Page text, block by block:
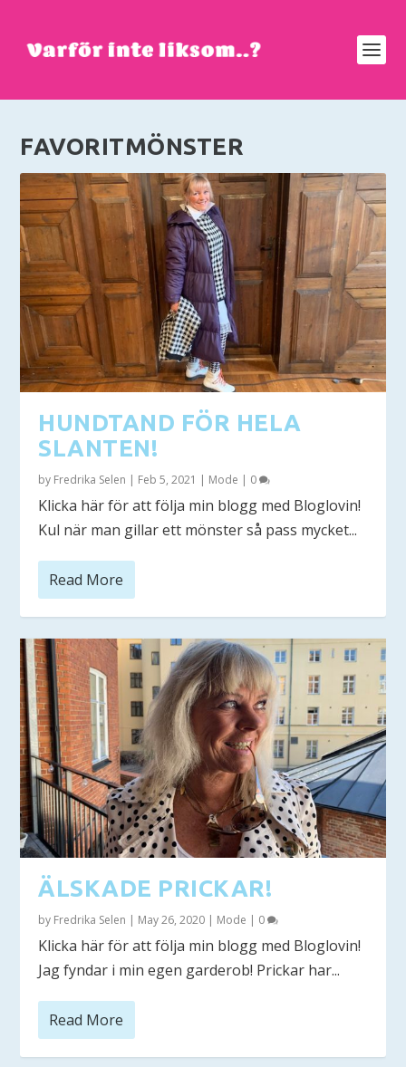
FAVORITMÖNSTER
HUNDTAND FÖR HELA
SLANTEN!
by Fredrika Selen | Feb 5, 2021 | Mode | 0
Klicka här för att följa min blogg med Bloglovin!
Kul när man gillar ett mönster så pass mycket...
Read More
ÄLSKADE PRICKAR!
by Fredrika Selen | May 26, 2020 | Mode | 0
Klicka här för att följa min blogg med Bloglovin!
Jag fyndar i min egen garderob! Prickar har...
Read More